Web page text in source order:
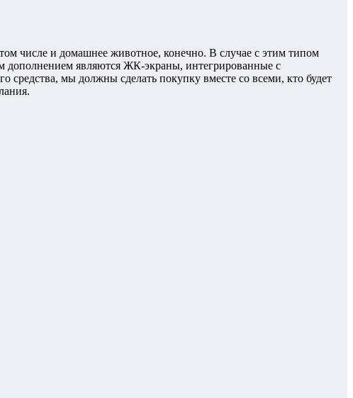
числе и домашнее животное, конечно. В случае с этим типом
дополнением являются ЖК-экраны, интегрированные с
средства, мы должны сделать покупку вместе со всеми, кто будет